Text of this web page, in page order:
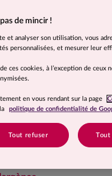
aux
préparées 31 % (eau,
grillées 15 %,
jus de citron),
vierge, plantes
de mincir !
et analyser son utilisation, vous
personnalisées, et mesurer leur
ces cookies, à l’exception de ceux
en vous rendant sur la page
politique de confidentialité de
Tout refuser Tout